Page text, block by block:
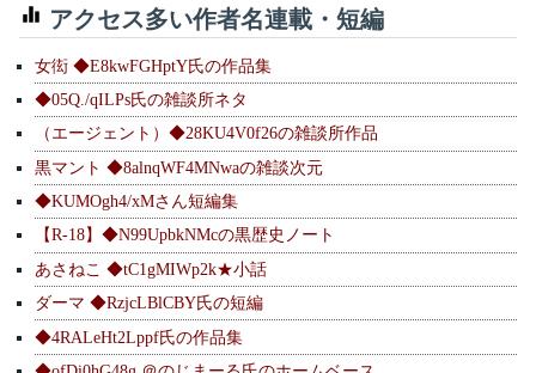
アクセス多い作者名連載・短編
女衒 ◆E8kwFGHptY氏の作品集
◆05Q./qILPs氏の雑談所ネタ
（エージェント）◆28KU4V0f26の雑談所作品
黒マント ◆8alnqWF4MNwaの雑談次元
◆KUMOgh4/xMさん短編集
【R-18】◆N99UpbkNMcの黒歴史ノート
あさねこ ◆tC1gMIWp2k★小話
ダーマ ◆RzjcLBlCBY氏の短編
◆4RALeHt2Lppf氏の作品集